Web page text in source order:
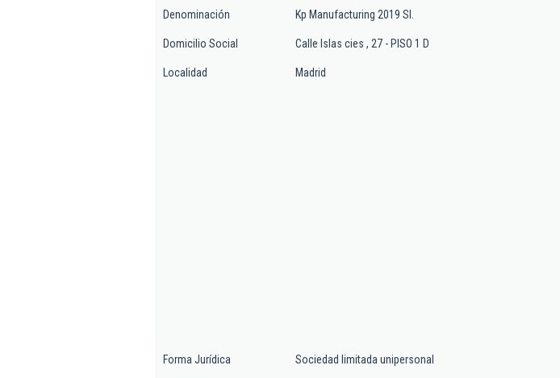
Denominación Kp Manufacturing 2019 Sl.
Domicilio Social Calle Islas cies , 27 - PISO 1 D
Localidad Madrid
Forma Jurídica Sociedad limitada unipersonal